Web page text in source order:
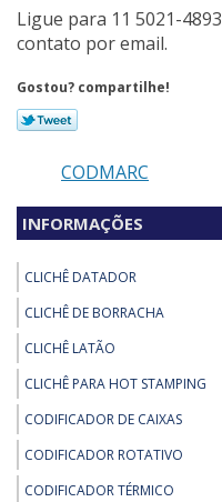
Ligue para 11 5021-4893
contato por email.
Gostou? compartilhe!
CODMARC
INFORMAÇÕES
CLICHÊ DATADOR
CLICHÊ DE BORRACHA
CLICHÊ LATÃO
CLICHÊ PARA HOT STAMPING
CODIFICADOR DE CAIXAS
CODIFICADOR ROTATIVO
CODIFICADOR TÉRMICO